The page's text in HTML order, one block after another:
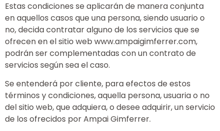
Estas condiciones se aplicarán de manera conjunta
en aquellos casos que una persona, siendo usuario o
no, decida contratar alguno de los servicios que se
ofrecen en el sitio web www.ampaigimferrer.com,
podrán ser complementadas con un contrato de
servicios según sea el caso.
Se entenderá por cliente, para efectos de estos
términos y condiciones, aquella persona, usuaria o no
del sitio web, que adquiera, o desee adquirir, un servicio
de los ofrecidos por Ampai Gimferrer.